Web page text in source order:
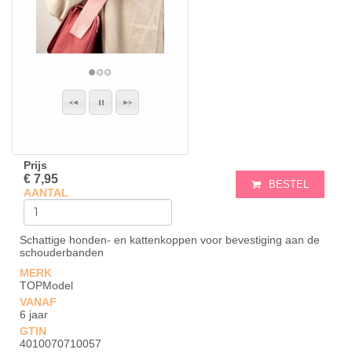
Prijs
€ 7,95
AANTAL
BESTEL
Schattige honden- en kattenkoppen voor bevestiging aan de
schouderbanden
MERK
TOPModel
VANAF
6 jaar
GTIN
4010070710057